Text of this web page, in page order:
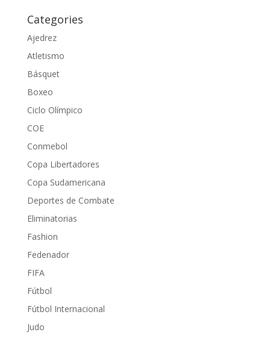
Categories
Ajedrez
Atletismo
Básquet
Boxeo
Ciclo Olímpico
COE
Conmebol
Copa Libertadores
Copa Sudamericana
Deportes de Combate
Eliminatorias
Fashion
Fedenador
FIFA
Fútbol
Fútbol Internacional
Judo